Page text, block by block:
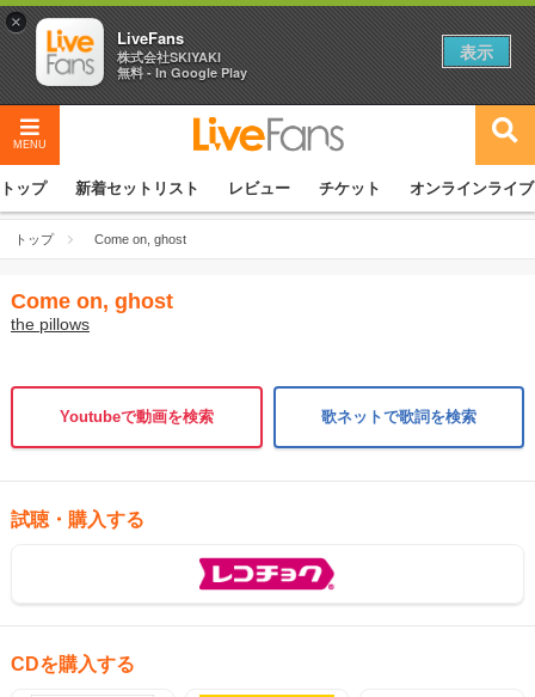
MENU
トップ 新着セットリスト レビュー チケット オンラインライブ
トップ Come on, ghost
Come on, ghost
the pillows
Youtubeで動画を検索 歌ネットで歌詞を検索
試聴・購入する
CDを購入する
×
LiveFans
株式会社SKIYAKI
無料 - In Google Play
表示